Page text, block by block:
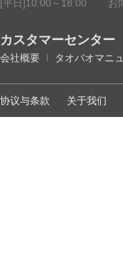
[平日]10:00～18:00
お
カスタマーセンター
会社概要 タオバオマニ
协议与条款 关于我们